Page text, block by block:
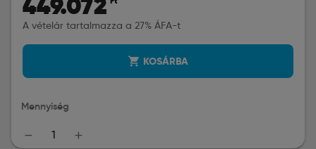
A vételár tartalmazza a 27% ÁFA-t
shopping_cart KOSÁRBA
Mennyiség
remove add